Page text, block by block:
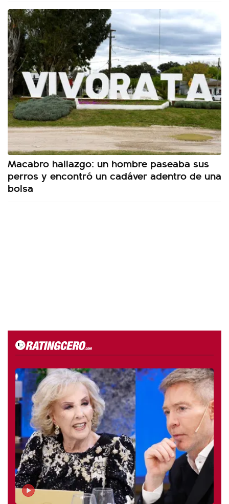
Macabro hallazgo: un hombre paseaba sus
perros y encontró un cadáver adentro de una
bolsa